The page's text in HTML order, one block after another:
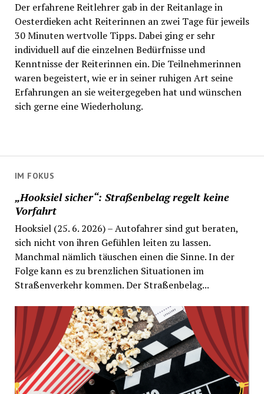
IM FOKUS
„Hooksiel sicher“: Straßenbelag regelt keine
Vorfahrt
Hooksiel (25. 6. 2026) – Autofahrer sind gut beraten,
sich nicht von ihren Gefühlen leiten zu lassen.
Manchmal nämlich täuschen einen die Sinne. In der
Folge kann es zu brenzlichen Situationen im
Straßenverkehr kommen. Der Straßenbelag...
Der erfahrene Reitlehrer gab in der Reitanlage in
Oesterdieken acht Reiterinnen an zwei Tage für jeweils
30 Minuten wertvolle Tipps. Dabei ging er sehr
individuell auf die einzelnen Bedürfnisse und
Kenntnisse der Reiterinnen ein. Die Teilnehmerinnen
waren begeistert, wie er in seiner ruhigen Art seine
Erfahrungen an sie weitergegeben hat und wünschen
sich gerne eine Wiederholung.